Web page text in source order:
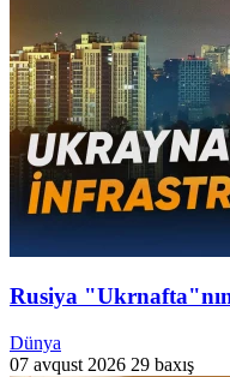
Rusiya
Dünya
07 avqust 2026 29 baxış